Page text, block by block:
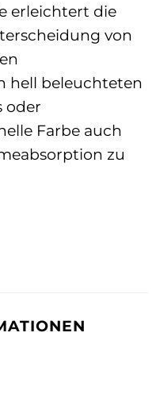
erleichtert die
von
hell beleuchteten
oder
Farbe auch
zu